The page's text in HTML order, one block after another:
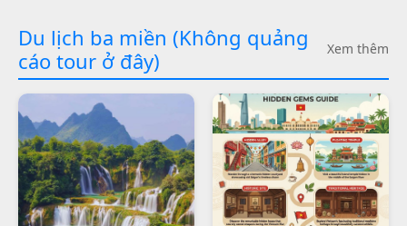
Du lịch ba miền (Không quảng
cáo tour ở đây)
Xem thêm